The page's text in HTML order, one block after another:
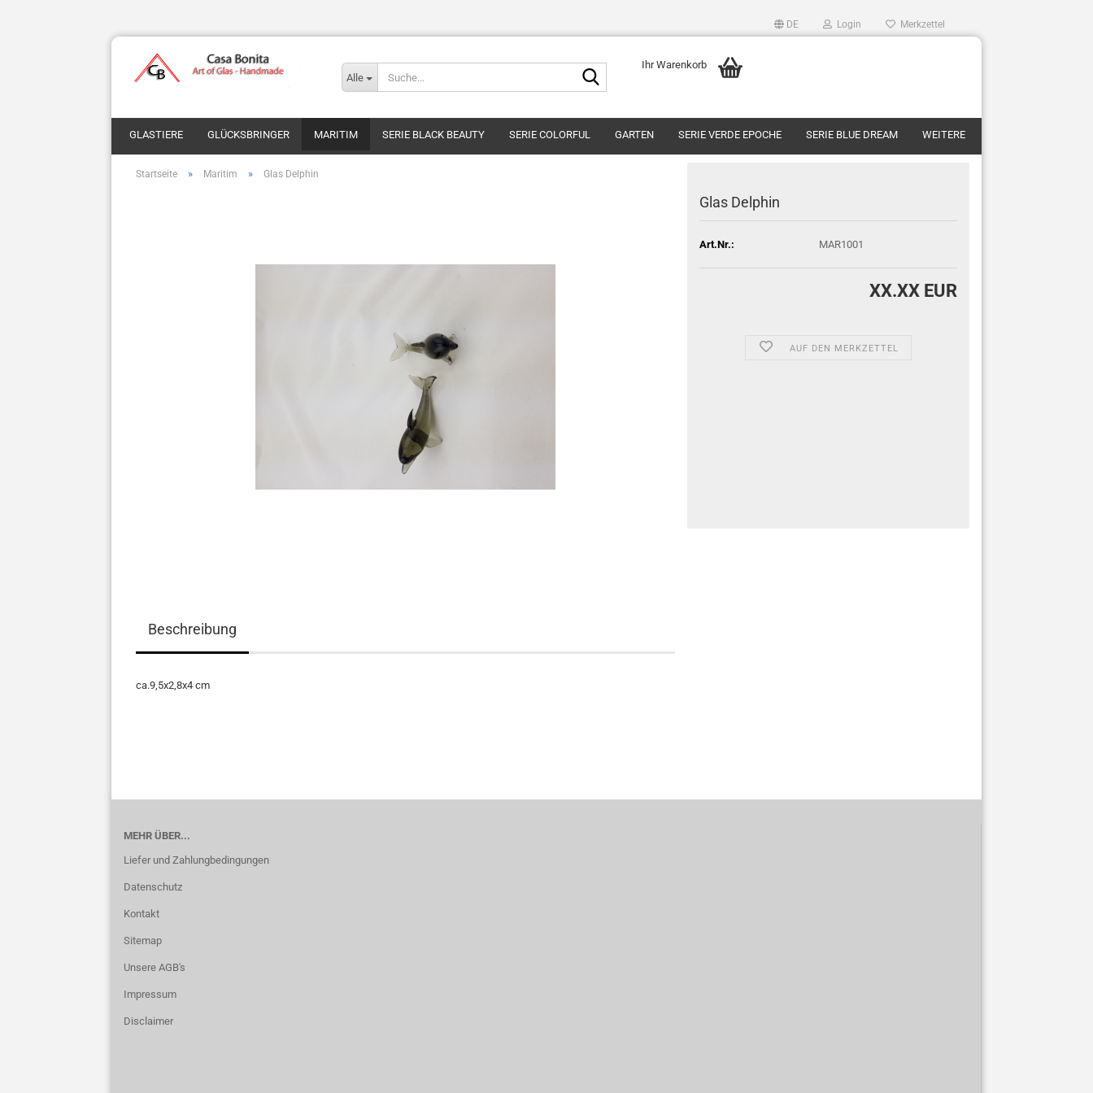
DE Login Merkzettel
Alle
Ihr Warenkorb
GLASTIERE GLÜCKSBRINGER MARITIM SERIE BLACK BEAUTY SERIE COLORFUL GARTEN SERIE VERDE EPOCHE SERIE BLUE DREAM WEITERE
Startseite » Maritim » Glas Delphin
Glas Delphin
Art.Nr.: MAR1001
XX.XX EUR
AUF DEN MERKZETTEL
Beschreibung
ca.9,5x2,8x4 cm
MEHR ÜBER...
Liefer und Zahlungbedingungen
Datenschutz
Kontakt
Sitemap
Unsere AGB's
Impressum
Disclaimer